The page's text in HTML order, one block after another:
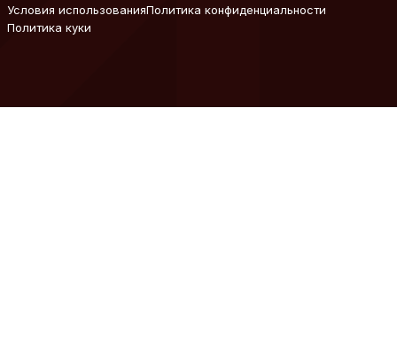
Условия использованияПолитика конфиденциальности
Политика куки